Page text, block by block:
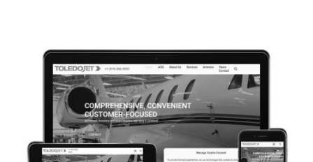
TURBINE STANDARD